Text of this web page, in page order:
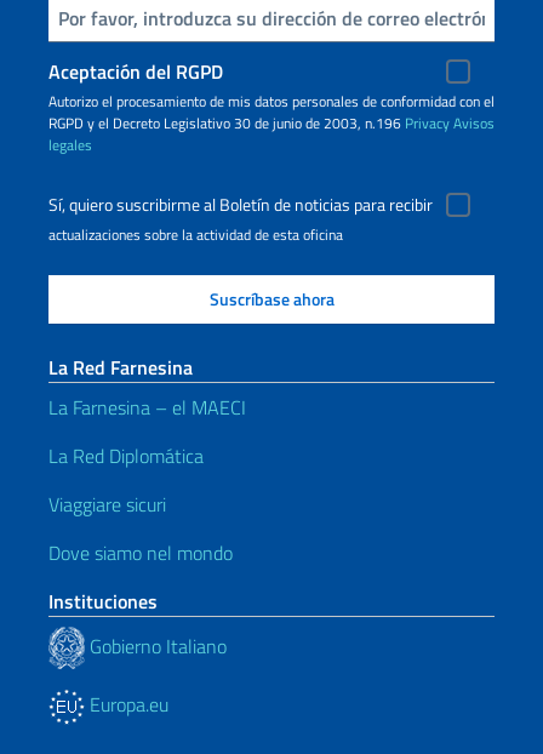
Inserta tu correo electronico
Aceptación del RGPD
Autorizo ​​el procesamiento de mis datos personales de conformidad con el
RGPD y el Decreto Legislativo 30 de junio de 2003, n.196 PrivacyAvisos
legales
Sí, quiero suscribirme al Boletín de noticias para recibir
actualizaciones sobre la actividad de esta oficina
La Red Farnesina
La Farnesina – el MAECI
La Red Diplomática
Viaggiare sicuri
Dove siamo nel mondo
Instituciones
Gobierno Italiano
Europa.eu